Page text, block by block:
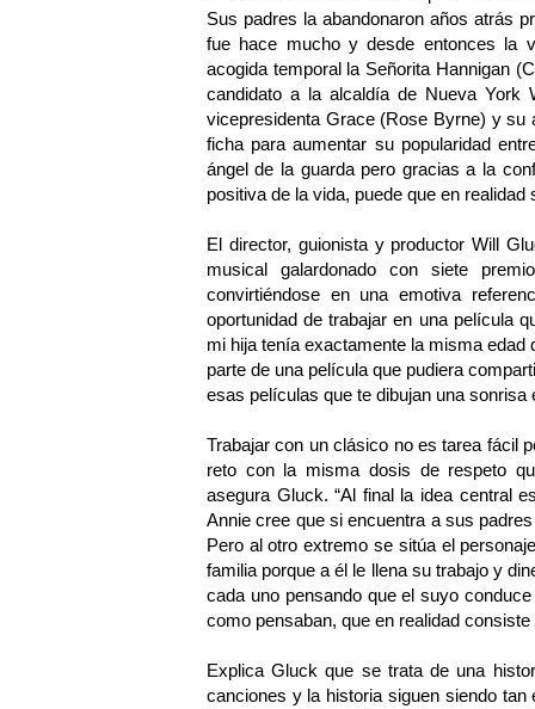
Sus padres la abandonaron años atrás
fue hace mucho y desde entonces la
acogida temporal la Señorita Hannigan
candidato a la alcaldía de Nueva York
vicepresidenta Grace (Rose Byrne) y
ficha para aumentar su popularidad
ángel de la guarda pero gracias a la
positiva de la vida, puede que en realidad
El director, guionista y productor Will
musical galardonado con siete
convirtiéndose en una emotiva
oportunidad de trabajar en una película
mi hija tenía exactamente la misma edad
parte de una película que pudiera
esas películas que te dibujan una sonrisa
Trabajar con un clásico no es tarea fácil
reto con la misma dosis de respeto
asegura Gluck. “Al final la idea central
Annie cree que si encuentra a sus
Pero al otro extremo se sitúa el
familia porque a él le llena su trabajo y
cada uno pensando que el suyo
como pensaban, que en realidad consiste
Explica Gluck que se trata de una
canciones y la historia siguen siendo